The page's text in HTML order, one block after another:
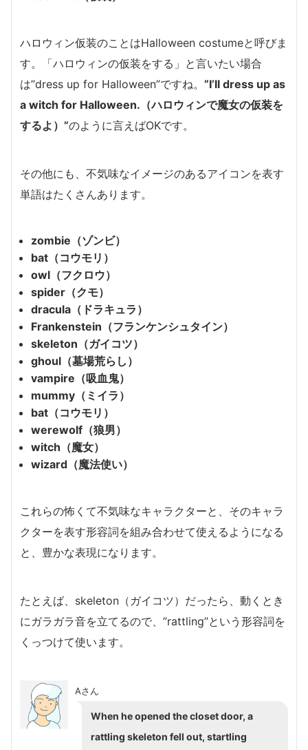
ハロウィン仮装のことはHalloween costumeと呼びま
す。「ハロウィンの仮装をする」と言いたい場合
は”dress up for Halloween”ですね。 ”I’ll dress up as
a witch for Halloween.（ハロウィンで魔女の仮装を
するよ）”のように言えばOKです。
その他にも、不気味なイメージのあるアイコンを表す
単語はたくさんあります。
zombie（ゾンビ）
bat（コウモリ）
owl（フクロウ）
spider（クモ）
dracula（ドラキュラ）
Frankenstein（フランケンシュタイン）
skeleton（ガイコツ）
ghoul（墓場荒らし）
vampire（吸血鬼）
mummy（ミイラ）
bat（コウモリ）
werewolf（狼男）
witch（魔女）
wizard（魔法使い）
これらの怖くて不気味なキャラクターと、そのキャラ
クターを表す形容詞を組み合わせて使えるようになる
と、豊かな表現になります。
たとえば、skeleton（ガイコツ）だったら、動くとき
にガラガラ音を立てるので、”rattling”という形容詞を
くっつけて使います。
Aさん
When he opened the closet door, a
rattling skeleton fell out, startling